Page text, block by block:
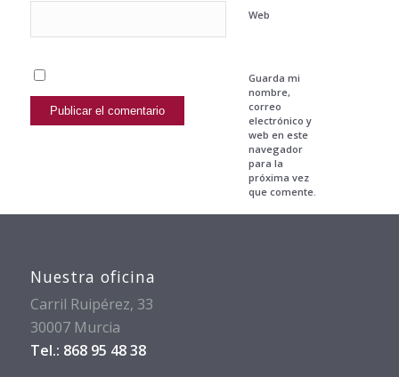
Web
Guarda mi
nombre,
correo
electrónico y
web en este
navegador
para la
próxima vez
que comente.
Nuestra oficina
Carril Ruipérez, 33
30007 Murcia
Tel.: 868 95 48 38